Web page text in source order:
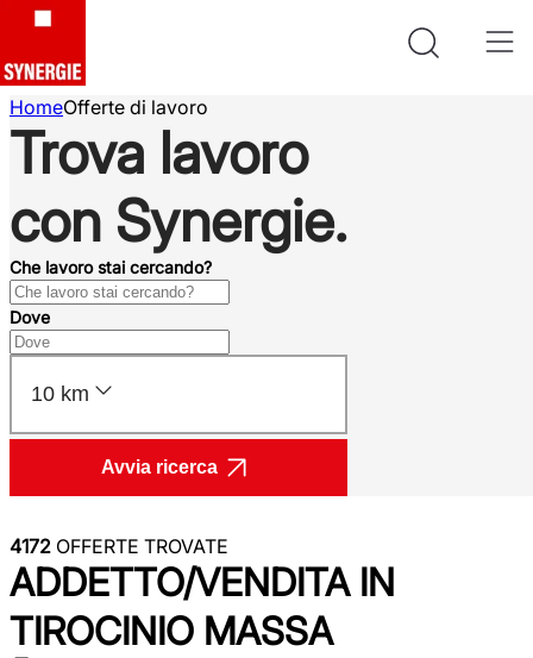
HomeOfferte di lavoro
Trova lavoro
con Synergie.
Che lavoro stai cercando?
Dove
10 km
Avvia ricerca
4172 OFFERTE TROVATE
ADDETTO/VENDITA IN
TIROCINIO MASSA